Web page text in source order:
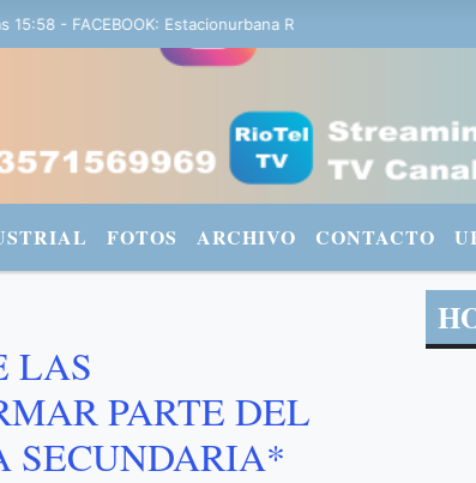
Estacionurbana Radiourbana - TWITTER:
FOTOS ARCHIVO CONTACTO
LAS
PARTE DEL
SECUNDARIA*